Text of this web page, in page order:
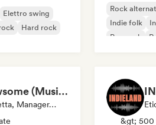
Elettro swing
Hard rock
Rock
Indie folk
Pop rock
Justin Newsome (Music & Entertainment Executive | A&R, Artist Development & Partnerships | Applied AI & Systems Strategy)
Booker, Etichetta, Manager, Mentore
&gt; 500